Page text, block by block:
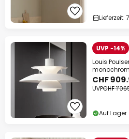
Lieferzeit:
UVP -14%
Louis
CHF
UVPCHF
Auf Lager